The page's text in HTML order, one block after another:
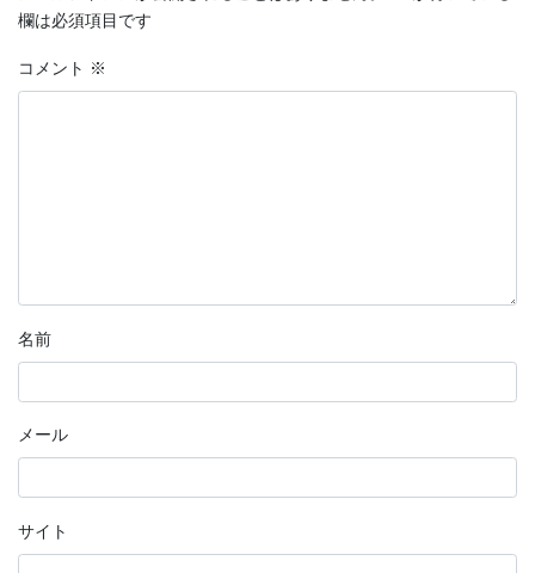
欄は必須項目です
コメント ※
名前
メール
サイト